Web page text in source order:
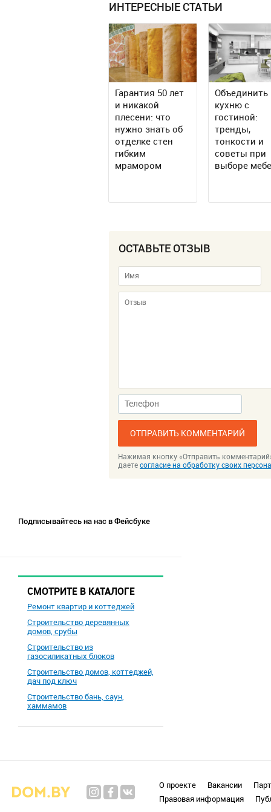
ИНТЕРЕСНЫЕ СТАТЬИ
Гарантия 50 лет
и никакой
плесени: что
нужно знать об
отделке стен
гибким
мрамором
Объединить
кухню с
гостиной:
тренды,
тонкости и
советы при
выборе
ОСТАВЬТЕ ОТЗЫВ
ОТПРАВИТЬ КОММЕНТАРИЙ
Нажимая кнопку «Отправить
даете согласие на обработку своих
Подписывайтесь на нас в Фейсбуке
СМОТРИТЕ В КАТАЛОГЕ
Ремонт квартир и коттеджей
Строительство деревянных
домов, срубы
Строительство из
газосиликатных блоков
Строительство домов, коттеджей,
дач под ключ
Строительство бань, саун,
хаммамов
О проекте Вакансии
Правовая информация